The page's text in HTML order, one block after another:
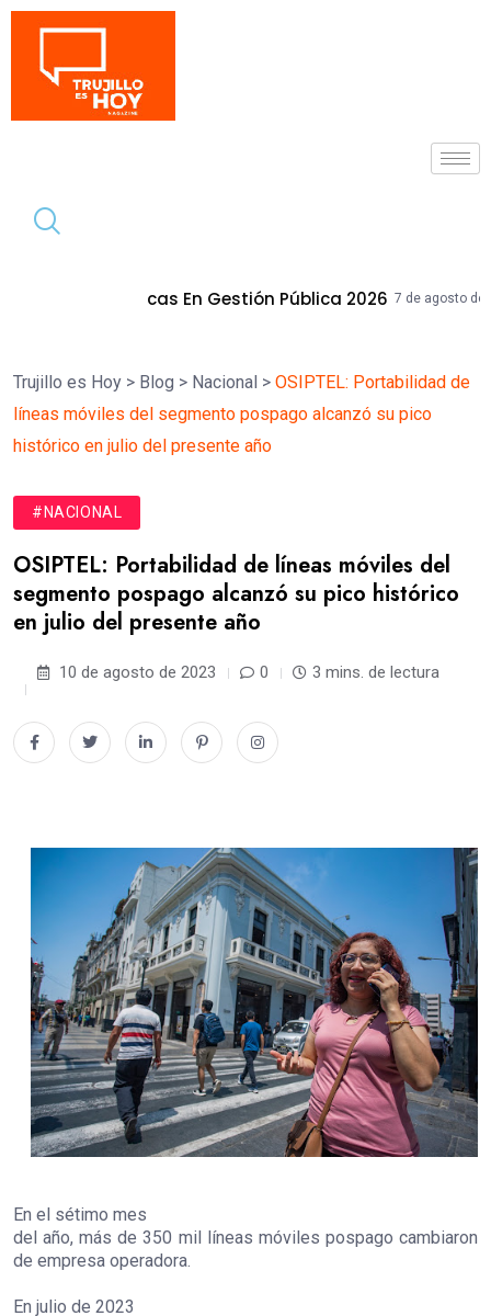
En Gestión Pública 2026 7 de agosto de 2026 28
Trujillo es Hoy > Blog > Nacional > OSIPTEL: Portabilidad de
líneas móviles del segmento pospago alcanzó su pico
histórico en julio del presente año
#NACIONAL
OSIPTEL: Portabilidad de líneas móviles del
segmento pospago alcanzó su pico histórico
en julio del presente año
10 de agosto de 2023 0 3 mins. de lectura
En el sétimo mes
del año, más de 350 mil líneas móviles pospago cambiaron
de empresa operadora.
En julio de 2023